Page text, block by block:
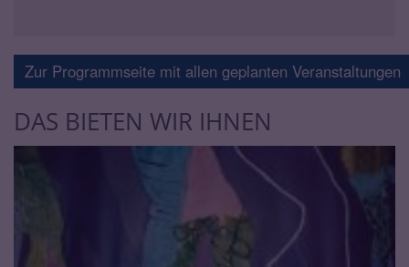
Zur Programmseite mit allen geplanten Veranstaltungen
DAS BIETEN WIR IHNEN